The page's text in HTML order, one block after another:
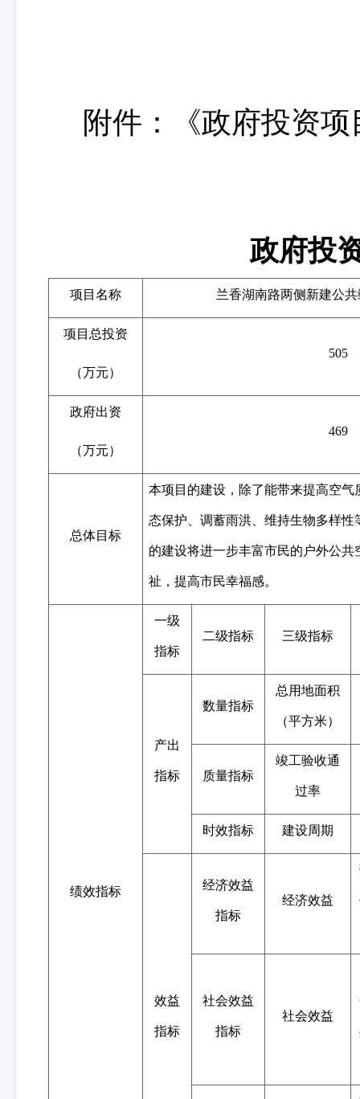
附件 ： 《政府投资项
政府投
项目名称 兰香湖南路两侧新建公
项目总投资
（万元）
505
政府出资
（万元）
469
总体目标
本项目的建设，除了能带来提高空
态保护、调蓄雨洪、维持生物多样
的建设将进一步丰富市民的户外公
祉，提高市民幸福感。
绩效指标
一级
指标
二级指标 三级指标
产出
指标
数量指标
总用地面积
（平方米）
质量指标
竣工验收通
过率
时效指标 建设周期
效益
指标
经济效益
指标
经济效益
社会效益
指标
社会效益